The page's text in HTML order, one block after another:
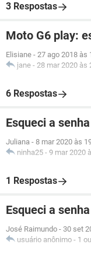
3 Respostas
Moto G6 play:
Elisiane - 27 ago 2018 às
jane - 28 mar 2020 às
6 Respostas
Esqueci a
Juliana - 8 mar 2020 às
ninha25 - 9 mar 2020
1 Respostas
Esqueci a
José Raimundo - 30 set
usuário anônimo - 1